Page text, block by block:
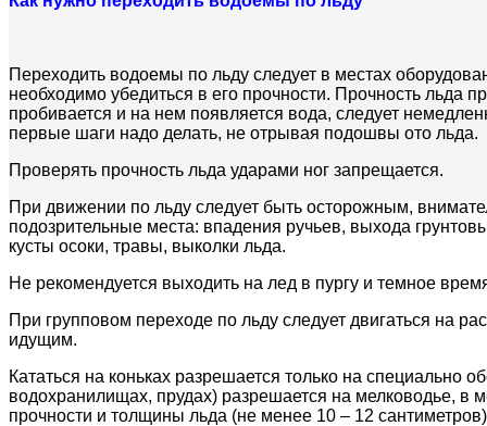
Переходить водоемы по льду следует в местах
необходимо убедиться в его прочности. Прочность льда
пробивается и на нем появляется вода, следует
первые шаги надо делать, не отрывая подошвы ото льда.
Проверять прочность льда ударами ног запрещается.
При движении по льду следует быть осторожным,
подозрительные места: впадения ручьев, выхода
кусты осоки, травы, выколки льда.
Не рекомендуется выходить на лед в пургу и темное
При групповом переходе по льду следует двигаться на
идущим.
Кататься на коньках разрешается только на специально
водохранилищах, прудах) разрешается на мелководье, в
прочности и толщины льда (не менее 10 – 12